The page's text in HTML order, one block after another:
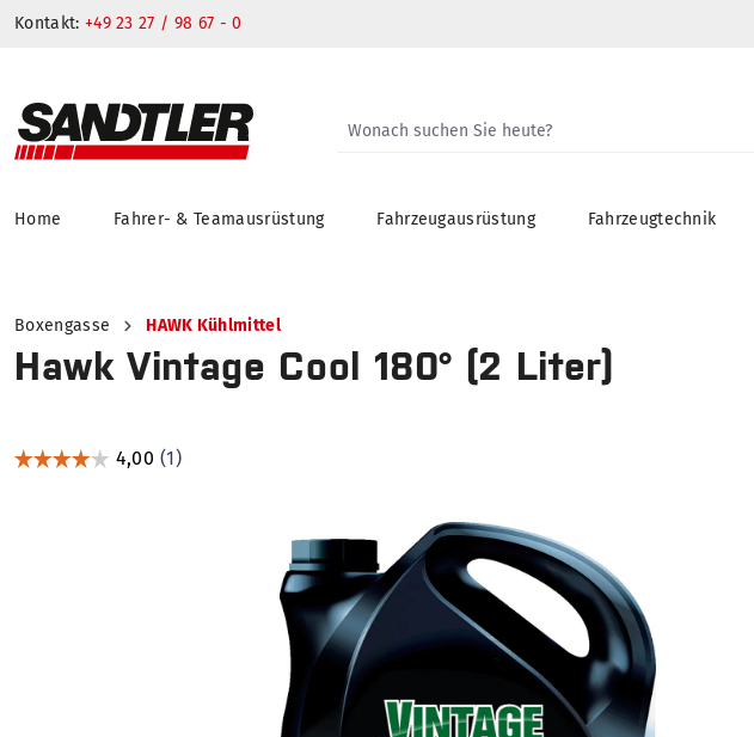
Kontakt: +49 23 27 / 98 67 - 0
Home Fahrer- & Teamausrüstung Fahrzeugausrüstung Fahrzeugtechnik
Boxengasse HAWK Kühlmittel
Hawk Vintage Cool 180° (2 Liter)